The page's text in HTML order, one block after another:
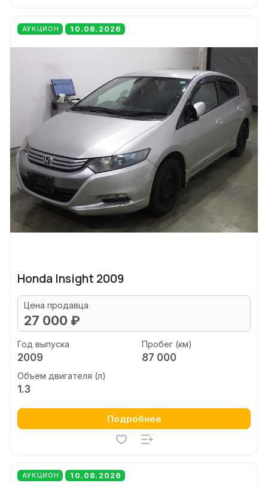
АУКЦИОН 10.08.2026
Honda Insight 2009
Цена продавца
27 000 ₽
Год выпуска
2009
Пробег (км)
87 000
Объем двигателя (л)
1.3
Подробнее
АУКЦИОН 10.08.2026